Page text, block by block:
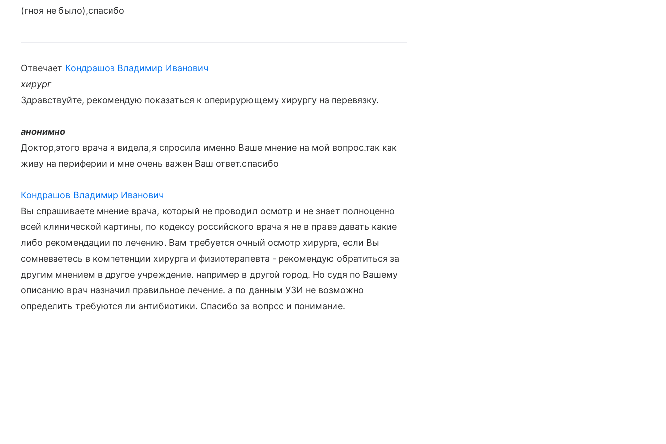
(гноя не было),спасибо
Отвечает Кондрашов Владимир Иванович
хирург
Здравствуйте, рекомендую показаться к оперирурющему хирургу на перевязку.
анонимно
Доктор,этого врача я видела,я спросила именно Ваше мнение на мой вопрос.так как
живу на периферии и мне очень важен Ваш ответ.спасибо
Кондрашов Владимир Иванович
Вы спрашиваете мнение врача, который не проводил осмотр и не знает полноценно
всей клинической картины, по кодексу российского врача я не в праве давать какие
либо рекомендации по лечению. Вам требуется очный осмотр хирурга, если Вы
сомневаетесь в компетенции хирурга и физиотерапевта - рекомендую обратиться за
другим мнением в другое учреждение. например в другой город. Но судя по Вашему
описанию врач назначил правильное лечение. а по данным УЗИ не возможно
определить требуются ли антибиотики. Спасибо за вопрос и понимание.